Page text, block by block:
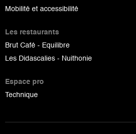
Mobilité et accessibilité
Les restaurants
Brut Café - Equilibre
Les Didascalies - Nuithonie
Espace pro
Technique